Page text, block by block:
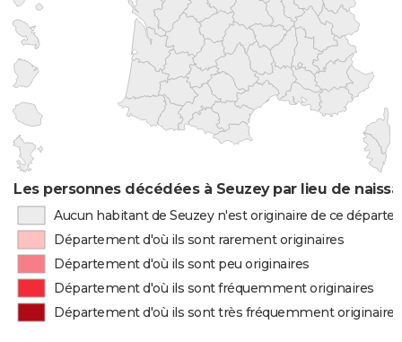
Les personnes décédées à Seuzey par lieu de
Aucun habitant de Seuzey n'est originaire de ce
Département d'où ils sont rarement originaires
Département d'où ils sont peu originaires
Département d'où ils sont fréquemment originaires
Département d'où ils sont très fréquemment originaires